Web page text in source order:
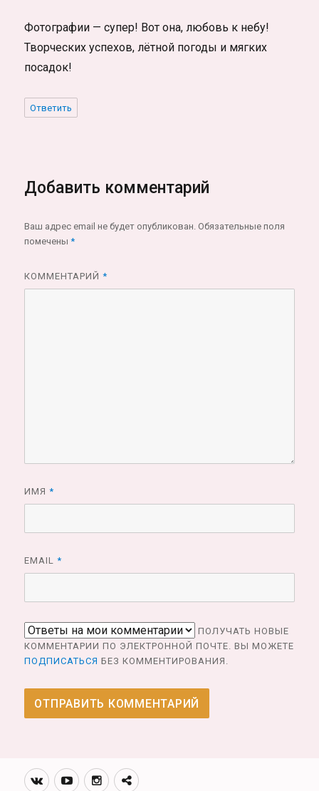
Фотографии — супер! Вот она, любовь к небу!
Творческих успехов, лётной погоды и мягких
посадок!
Ответить
Добавить комментарий
Ваш адрес email не будет опубликован. Обязательные поля
помечены*
КОММЕНТАРИЙ*
ИМЯ*
EMAIL*
ПОЛУЧАТЬ НОВЫЕ
КОММЕНТАРИИ ПО ЭЛЕКТРОННОЙ ПОЧТЕ. ВЫ МОЖЕТЕ
ПОДПИСАТЬСЯ БЕЗ КОММЕНТИРОВАНИЯ.
Вконтакте
YoutubeИнстаграмм
Телеграм